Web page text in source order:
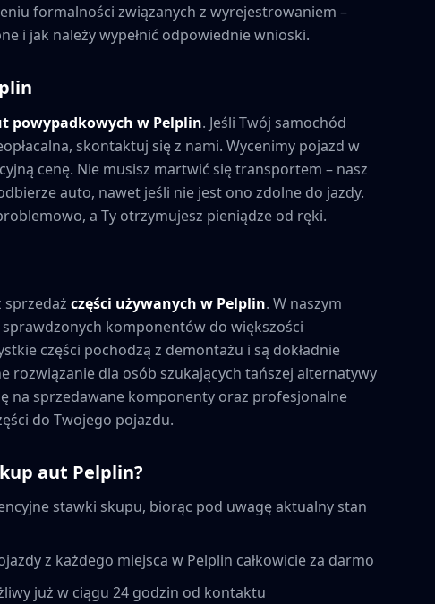
formalności związanych z wyrejestrowaniem –
i jak należy wypełnić odpowiednie wnioski.
powypadkowych w Pelplin. Jeśli Twój samochód
skontaktuj się z nami. Wycenimy pojazd w
cenę. Nie musisz martwić się transportem – nasz
auto, nawet jeśli nie jest ono zdolne do jazdy.
a Ty otrzymujesz pieniądze od ręki.
części używanych w Pelplin. W naszym
komponentów do większości
części pochodzą z demontażu i są dokładnie
rozwiązanie dla osób szukających tańszej alternatywy
na sprzedawane komponenty oraz profesjonalne
do Twojego pojazdu.
aut Pelplin?
stawki skupu, biorąc pod uwagę aktualny stan
z każdego miejsca w Pelplin całkowicie za darmo
już w ciągu 24 godzin od kontaktu